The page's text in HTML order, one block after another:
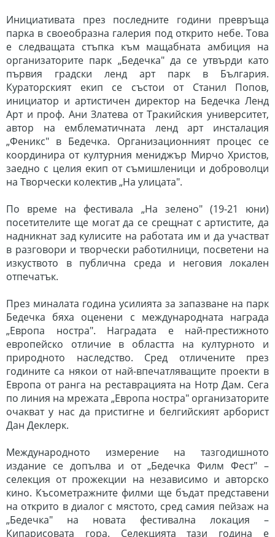
Инициативата през последните години превръща
парка в своеобразна галерия под открито небе. Това
е следващата стъпка към мащабната амбиция на
организаторите парк „Бедечка" да се утвърди като
първия градски ленд арт парк в България.
Кураторският екип се състои от Станил Попов,
инициатор и артистичен директор на Бедечка Ленд
Арт и проф. Ани Златева от Тракийския университет,
автор на емблематичната ленд арт инсталация
„Феникс" в Бедечка. Организационният процес се
координира от културния мениджър Мирчо Христов,
заедно с целия екип от съмишленици и доброволци
на Творчески колектив „На улицата".
По време на фестивала „На зелено" (19-21 юни)
посетителите ще могат да се срещнат с артистите, да
надникнат зад кулисите на работата им и да участват
в разговори и творчески работилници, посветени на
изкуството в публична среда и неговия локален
отпечатък.
През миналата година усилията за запазване на парк
Бедечка бяха оценени с международната награда
„Европа ностра". Наградата е най-престижното
европейско отличие в областта на културното и
природното наследство. Сред отличените през
годините са някои от най-впечатляващите проекти в
Европа от ранга на реставрацията на Нотр Дам. Сега
по линия на мрежата „Европа ностра" организаторите
очакват у нас да пристигне и белгийският арборист
Дан Деклерк.
Международното измерение на тазгодишното
издание се допълва и от „Бедечка Филм Фест" –
селекция от прожекции на независимо и авторско
кино. Късометражните филми ще бъдат представени
на открито в диалог с мястото, сред самия пейзаж на
„Бедечка" на новата фестивална локация –
Кипарисовата гора. Селекцията тази година е